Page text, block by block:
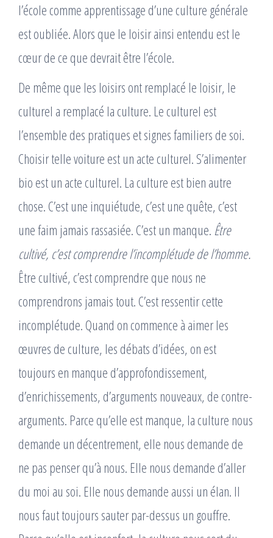
l’école comme apprentissage d’une culture générale
est oubliée. Alors que le loisir ainsi entendu est le
cœur de ce que devrait être l’école.
De même que les loisirs ont remplacé le loisir, le
culturel a remplacé la culture. Le culturel est
l’ensemble des pratiques et signes familiers de soi.
Choisir telle voiture est un acte culturel. S’alimenter
bio est un acte culturel. La culture est bien autre
chose. C’est une inquiétude, c’est une quête, c’est
une faim jamais rassasiée. C’est un manque. Être
cultivé, c’est comprendre l’incomplétude de l’homme.
Être cultivé, c’est comprendre que nous ne
comprendrons jamais tout. C’est ressentir cette
incomplétude. Quand on commence à aimer les
œuvres de culture, les débats d’idées, on est
toujours en manque d’approfondissement,
d’enrichissements, d’arguments nouveaux, de contre-
arguments. Parce qu’elle est manque, la culture nous
demande un décentrement, elle nous demande de
ne pas penser qu’à nous. Elle nous demande d’aller
du moi au soi. Elle nous demande aussi un élan. Il
nous faut toujours sauter par-dessus un gouffre.